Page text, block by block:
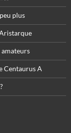
plus
Centaurus A